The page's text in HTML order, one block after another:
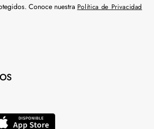
Conoce nuestra Política de Privacidad